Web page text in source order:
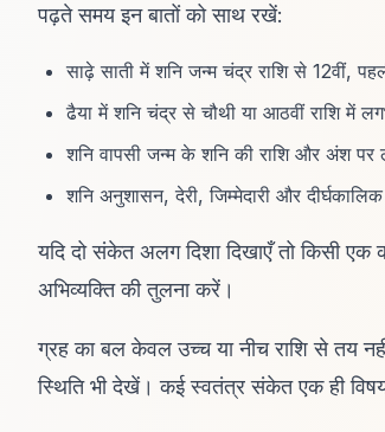
पढ़ते समय इन बातों को साथ रखें:
साढ़े साती में शनि जन्म चंद्र राशि से 12वीं,
ढैया में शनि चंद्र से चौथी या आठवीं राशि में
शनि वापसी जन्म के शनि की राशि और अंश
शनि अनुशासन, देरी, जिम्मेदारी और
यदि दो संकेत अलग दिशा दिखाएँ तो किसी
अभिव्यक्ति की तुलना करें।
ग्रह का बल केवल उच्च या नीच राशि से तय
स्थिति भी देखें। कई स्वतंत्र संकेत एक ही विषय